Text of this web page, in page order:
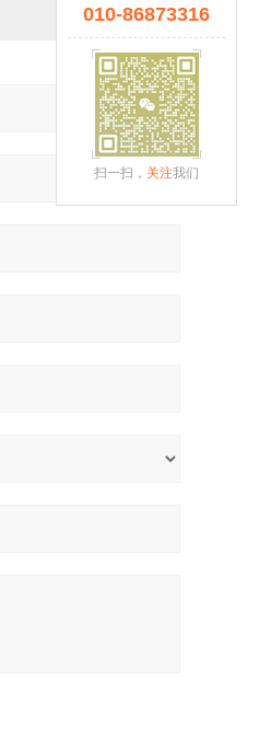
010-86873316
扫一扫， 关注我们